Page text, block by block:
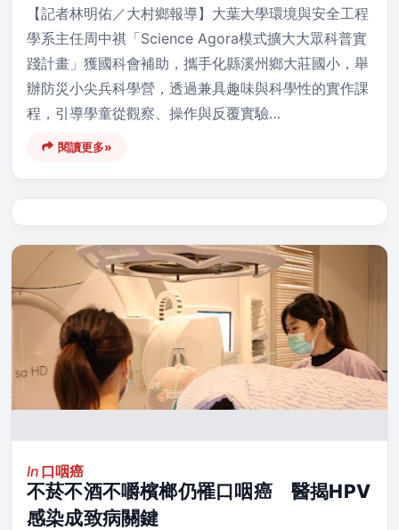
【記者林明佑／大村鄉報導】大葉大學環境與安全工程
學系主任周中祺「Science Agora模式擴大大眾科普實
踐計畫」獲國科會補助，攜手化縣溪州鄉大莊國小，舉
辦防災小尖兵科學營，透過兼具趣味與科學性的實作課
程，引導學童從觀察、操作與反覆實驗…
閱讀更多»
In 口咽癌
不菸不酒不嚼檳榔仍罹口咽癌 醫揭HPV
感染成致病關鍵